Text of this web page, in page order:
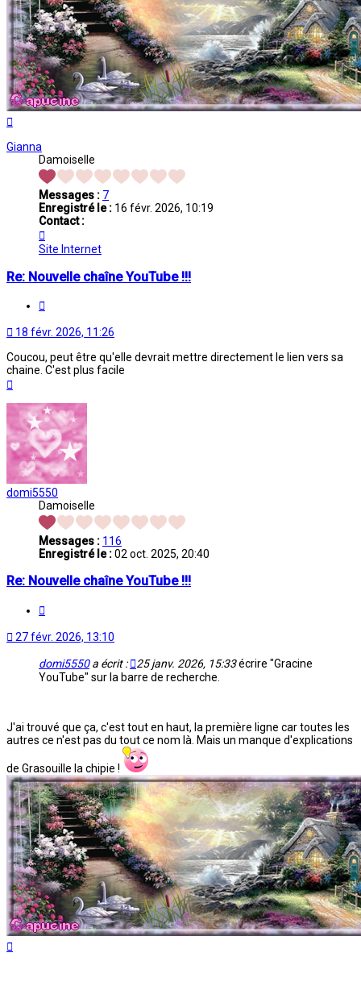
Gianna
Damoiselle
Messages : 7
Enregistré le : 16 févr. 2026, 10:19
Contact :
Gianna
Site Internet
Re: Nouvelle chaîne YouTube !!!
18 févr. 2026, 11:26
Coucou, peut être qu'elle devrait mettre directement le lien vers sa
chaine. C'est plus facile
domi5550
Damoiselle
Messages : 116
Enregistré le :02 oct. 2025, 20:40
Re: Nouvelle chaîne YouTube !!!
27 févr. 2026, 13:10
domi5550a écrit : 25 janv. 2026, 15:33écrire "Gracine
YouTube" sur la barre de recherche.
J'ai trouvé que ça, c'est tout en haut, la première ligne car toutes les
autres ce n'est pas du tout ce nom là. Mais un manque d'explications
de Grasouille la chipie !